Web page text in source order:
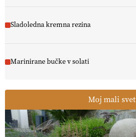
Sladoledna kremna rezina
Marinirane bučke v solati
Moj mali svet